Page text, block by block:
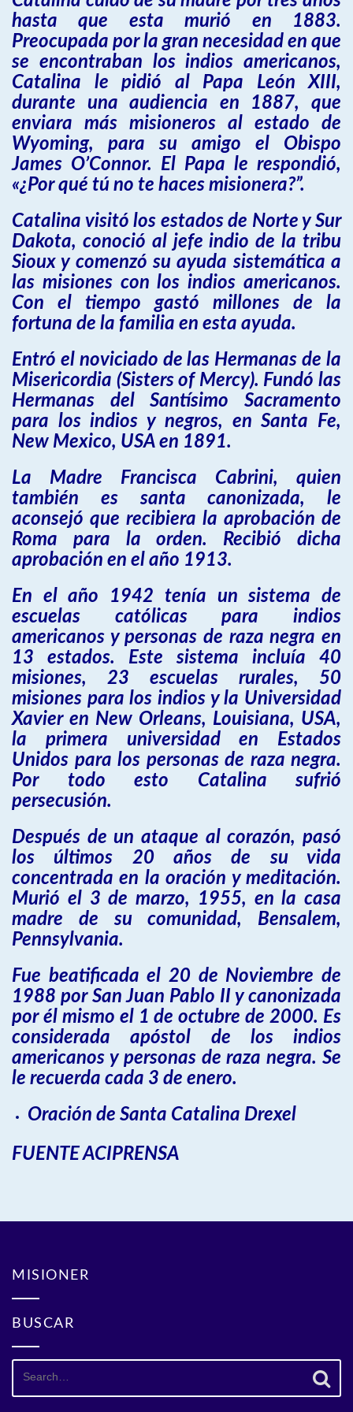
hasta que esta murió en 1883.
Preocupada por la gran necesidad en que
se encontraban los indios americanos,
Catalina le pidió al Papa León XIII,
durante una audiencia en 1887, que
enviara más misioneros al estado de
Wyoming, para su amigo el Obispo
James O’Connor. El Papa le respondió,
«¿Por qué tú no te haces misionera?”.
Catalina visitó los estados de Norte y Sur
Dakota, conoció al jefe indio de la tribu
Sioux y comenzó su ayuda sistemática a
las misiones con los indios americanos.
Con el tiempo gastó millones de la
fortuna de la familia en esta ayuda.
Entró el noviciado de las Hermanas de la
Misericordia (Sisters of Mercy). Fundó las
Hermanas del Santísimo Sacramento
para los indios y negros, en Santa Fe,
New Mexico, USA en 1891.
La Madre Francisca Cabrini, quien
también es santa canonizada, le
aconsejó que recibiera la aprobación de
Roma para la orden. Recibió dicha
aprobación en el año 1913.
En el año 1942 tenía un sistema de
escuelas católicas para indios
americanos y personas de raza negra en
13 estados. Este sistema incluía 40
misiones, 23 escuelas rurales, 50
misiones para los indios y la Universidad
Xavier en New Orleans, Louisiana, USA,
la primera universidad en Estados
Unidos para los personas de raza negra.
Por todo esto Catalina sufrió
persecusión.
Después de un ataque al corazón, pasó
los últimos 20 años de su vida
concentrada en la oración y meditación.
Murió el 3 de marzo, 1955, en la casa
madre de su comunidad, Bensalem,
Pennsylvania.
Fue beatificada el 20 de Noviembre de
1988 por San Juan Pablo II y canonizada
por él mismo el 1 de octubre de 2000. Es
considerada apóstol de los indios
americanos y personas de raza negra. Se
le recuerda cada 3 de enero.
Oración de Santa Catalina Drexel
FUENTE ACIPRENSA
MISIONER
BUSCAR
Search